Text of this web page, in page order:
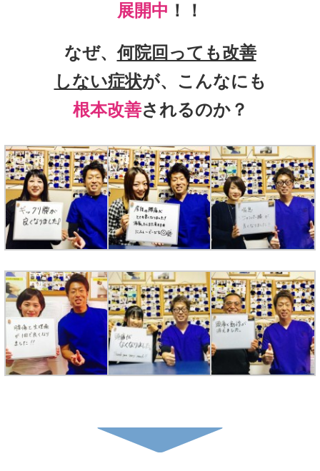
展開中 ！！
なぜ、何院回っても改善
しない症状が、こんなにも
根本改善されるのか？